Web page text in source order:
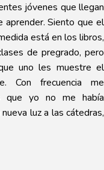
jóvenes que llegan
aprender. Siento que el
está en los libros,
de pregrado, pero
uno les muestre el
Con frecuencia me
que yo no me había
luz a las cátedras,